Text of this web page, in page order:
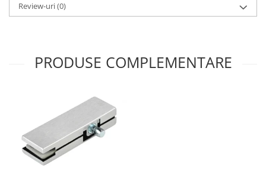
Review-uri(0)
PRODUSE COMPLEMENTARE